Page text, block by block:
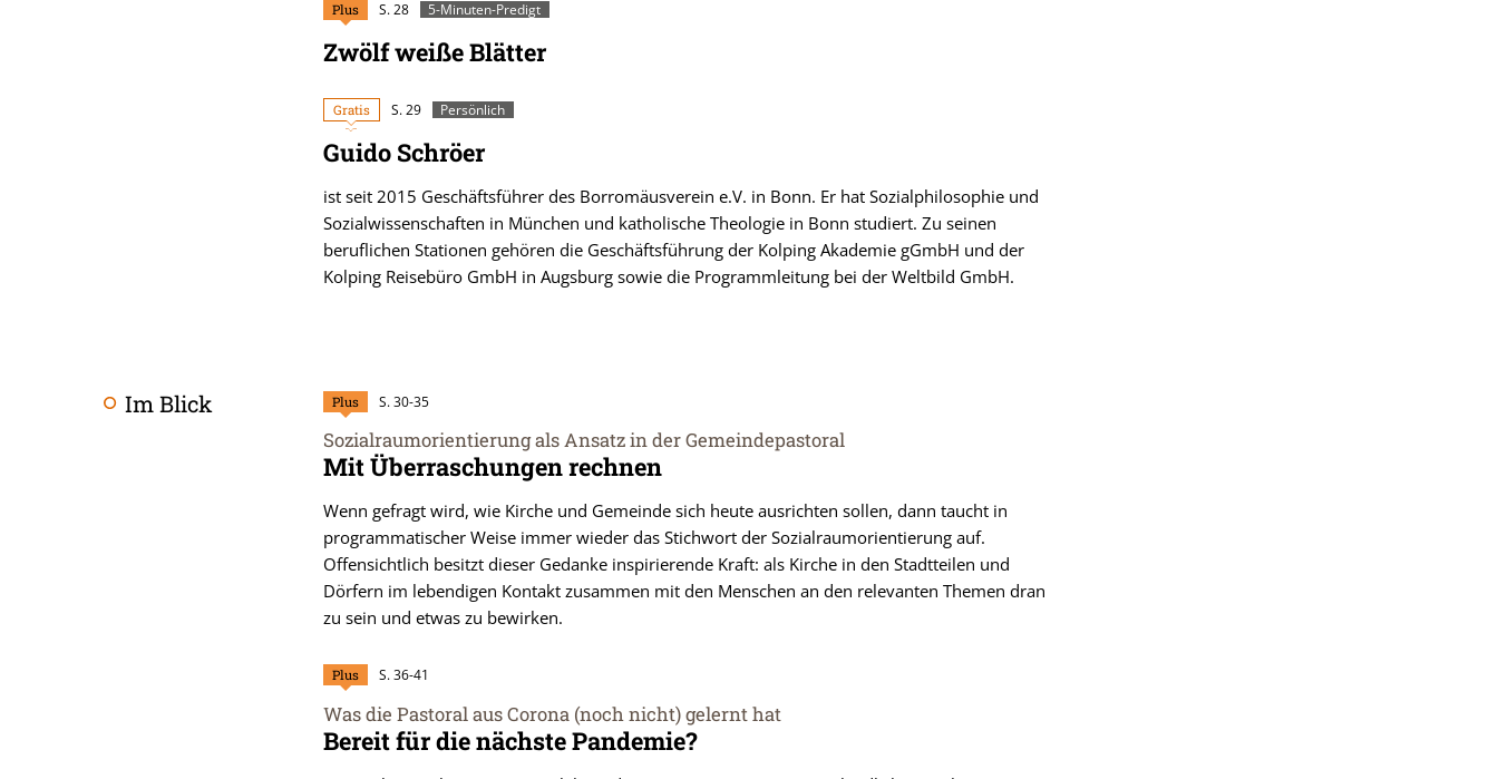
Plus S. 28 5-Minuten-Predigt
Zwölf weiße Blätter
Gratis S. 29 Persönlich
Guido Schröer
ist seit 2015 Geschäftsführer des Borromäusverein e.V. in Bonn. Er hat Sozialphilosophie und
Sozialwissenschaften in München und katholische Theologie in Bonn studiert. Zu seinen
beruflichen Stationen gehören die Geschäftsführung der Kolping Akademie gGmbH und der
Kolping Reisebüro GmbH in Augsburg sowie die Programmleitung bei der Weltbild GmbH.
Im Blick Plus S. 30-35
Sozialraumorientierung als Ansatz in der Gemeindepastoral
:
Mit Überraschungen rechnen
Wenn gefragt wird, wie Kirche und Gemeinde sich heute ausrichten sollen, dann taucht in
programmatischer Weise immer wieder das Stichwort der Sozialraumorientierung auf.
Offensichtlich besitzt dieser Gedanke inspirierende Kraft: als Kirche in den Stadtteilen und
Dörfern im lebendigen Kontakt zusammen mit den Menschen an den relevanten Themen dran
zu sein und etwas zu bewirken.
Plus S. 36-41
Was die Pastoral aus Corona (noch nicht) gelernt hat
:
Bereit für die nächste Pandemie?